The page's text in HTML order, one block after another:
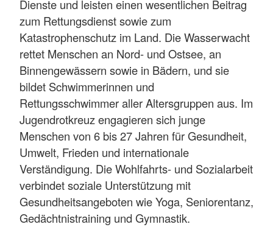
Dienste und leisten einen wesentlichen Beitrag
zum Rettungsdienst sowie zum
Katastrophenschutz im Land. Die Wasserwacht
rettet Menschen an Nord- und Ostsee, an
Binnengewässern sowie in Bädern, und sie
bildet Schwimmerinnen und
Rettungsschwimmer aller Altersgruppen aus. Im
Jugendrotkreuz engagieren sich junge
Menschen von 6 bis 27 Jahren für Gesundheit,
Umwelt, Frieden und internationale
Verständigung. Die Wohlfahrts- und Sozialarbeit
verbindet soziale Unterstützung mit
Gesundheitsangeboten wie Yoga, Seniorentanz,
Gedächtnistraining und Gymnastik.